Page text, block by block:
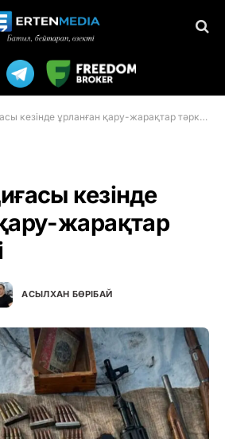
кезінде ұрланған қару-жарақтар тәркіленді
кезінде
жарақтар
АСЫЛХАН БӨРІБАЙ